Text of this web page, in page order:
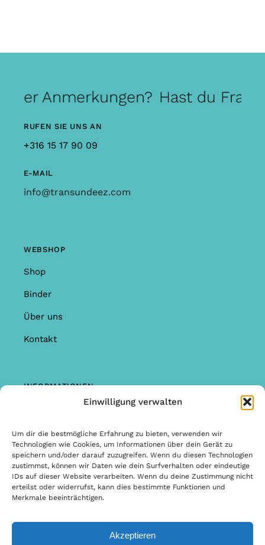
Einwilligung verwalten
Um dir die bestmögliche Erfahrung zu bieten, verwenden wir
Technologien wie Cookies, um Informationen über dein Gerät zu
speichern und/oder darauf zuzugreifen. Wenn du diesen Technologien
zustimmst, können wir Daten wie dein Surfverhalten oder eindeutige
IDs auf dieser Website verarbeiten. Wenn du deine Zustimmung nicht
erteilst oder widerrufst, kann dies bestimmte Funktionen und
Merkmale beeinträchtigen.
Akzeptieren
Anmerkungen? Hast du
RUFEN SIE UNS AN
+316 15 17 90 09
E-MAIL
info@transundeez.com
WEBSHOP
Shop
Binder
Über uns
Kontakt
INFORMATIONEN
Garantie & Reklamationen
Allgemeine Bedingungen & Konditionen
Allgemeine Bedingungen & Konditionen
Datenschutzbestimmungen